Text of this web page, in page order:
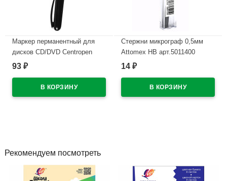
Маркер перманентный для
дисков CD/DVD Centropen
черный, 0,6мм арт.4616/1Ч
93 ₽
Стержни микрограф 0,5мм
Attomex НВ арт.5011400
В наличии
14 ₽
Рекомендуем посмотреть